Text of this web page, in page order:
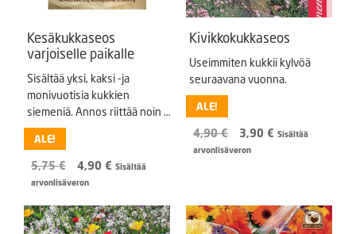
Kesäkukkaseos
varjoiselle paikalle
Sisältää yksi, kaksi -ja
monivuotisia kukkien
siemeniä. Annos riittää noin 3
neliölle.
ALE!
5,75€
Alkuperäinen
hinta
5,75 €.
4,90 € Nykyinen
4,90 €.
Sisältää
arvonlisäveron
Kivikkokukkaseos
Useimmiten kukkii kylvöä
seuraavana vuonna.
ALE!
4,90€
Alkuperäinen
hinta
3,90 € Nykyinen
Sisältää
arvonlisäveron